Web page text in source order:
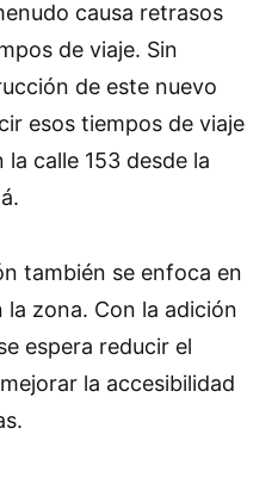
causa retrasos
de viaje. Sin
de este nuevo
esos tiempos de viaje
calle 153 desde la
también se enfoca en
la zona. Con la adición
espera reducir el
la accesibilidad